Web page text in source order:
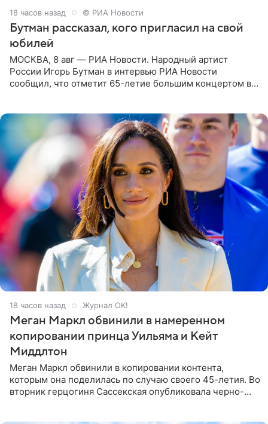
18 часов назад © РИА Новости
Бутман рассказал, кого пригласил на свой
юбилей
МОСКВА, 8 авг — РИА Новости. Народный артист
России Игорь Бутман в интервью РИА Новости
сообщил, что отметит 65-летие большим концертом в
18 часов назад Журнал OK!
Меган Маркл обвинили в намеренном
копировании принца Уильяма и Кейт
Миддлтон
Меган Маркл обвинили в копировании контента,
которым она поделилась по случаю своего 45-летия. Во
вторник герцогиня Сассекская опубликовала черно-